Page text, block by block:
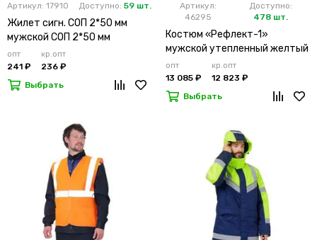
Артикул: 17910 Доступно: 59 шт.
Жилет сигн. СОП 2*50 мм
мужской СОП 2*50 мм
опт
241 ₽
кр.опт
236 ₽
Выбрать
Артикул:
46295
Доступно:
478 шт.
Костюм «Рефлект-1»
мужской утепленный желтый
с п/к
опт
13 085 ₽
кр.опт
12 823 ₽
Выбрать